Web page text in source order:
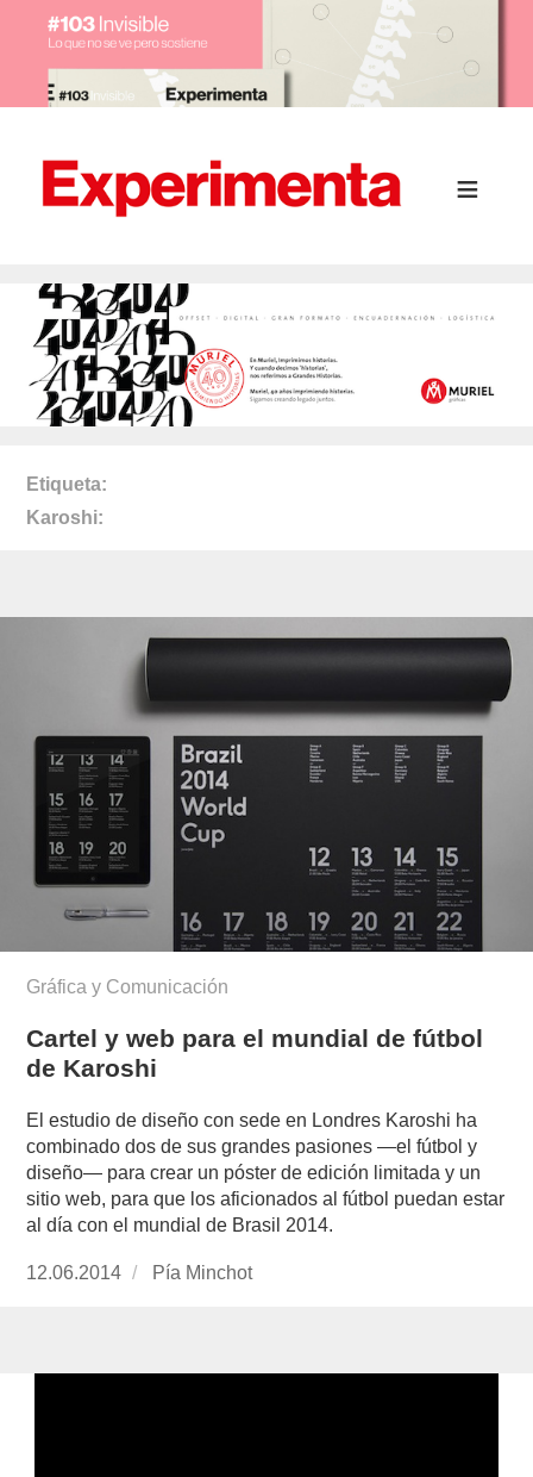
Etiqueta
Karoshi
Gráfica y Comunicación
Cartel y web para el mundial de fútbol
de Karoshi
El estudio de diseño con sede en Londres Karoshi ha
combinado dos de sus grandes pasiones —el fútbol y
diseño— para crear un póster de edición limitada y un
sitio web, para que los aficionados al fútbol puedan estar
al día con el mundial de Brasil 2014.
Publicado
12.06.2014 https://www.experimenta.es/author/pia/
Pía Minchot